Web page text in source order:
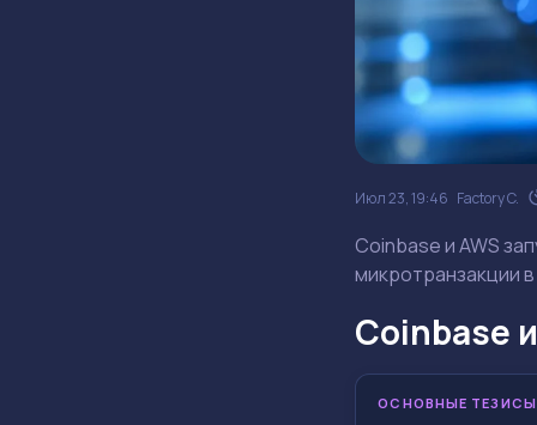
Июл 23, 19:46 Factory C.
Coinbase и AWS
микротранзакции
Coinbase
ОСНОВНЫЕ ТЕЗИСЫ